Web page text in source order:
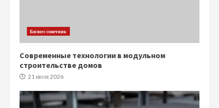
Бизнес советник
Современные технологии в модульном
строительстве домов
21 июля 2026